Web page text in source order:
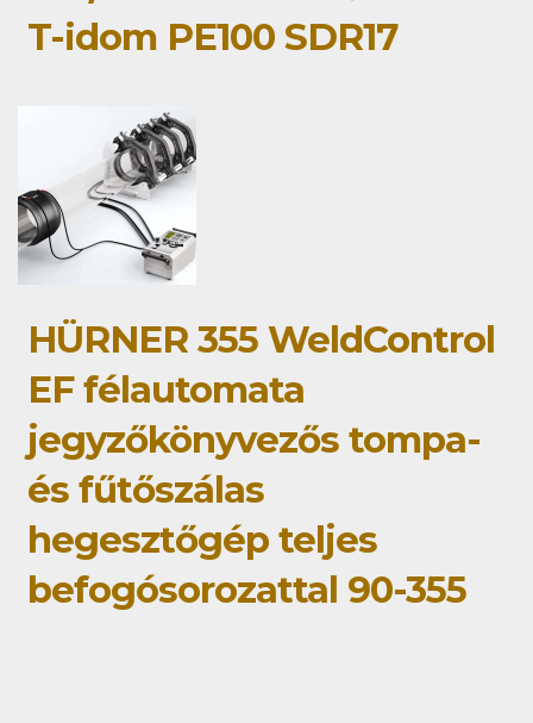
T-idom PE100 SDR17
HÜRNER 355 WeldControl
EF félautomata
jegyzőkönyvezős tompa-
és fűtőszálas
hegesztőgép teljes
befogósorozattal 90-355